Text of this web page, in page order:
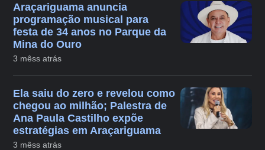
Araçariguama anuncia
programação musical para
festa de 34 anos no Parque da
Mina do Ouro
3 mêss atrás
Ela saiu do zero e revelou como
chegou ao milhão; Palestra de
Ana Paula Castilho expõe
estratégias em Araçariguama
3 mêss atrás